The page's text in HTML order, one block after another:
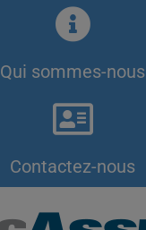
Qui sommes-nous
Contactez-nous